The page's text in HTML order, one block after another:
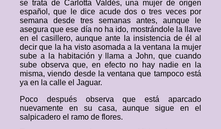
se trata de Carlotta Valdés, una mujer de origen
español, que le dice acude dos o tres veces por
semana desde tres semanas antes, aunque le
asegura que ese día no ha ido, mostrándole la llave
en el casillero, aunque ante la insistencia de él al
decir que la ha visto asomada a la ventana la mujer
sube a la habitación y llama a John, que cuando
sube observa que, en efecto no hay nadie en la
misma, viendo desde la ventana que tampoco está
ya en la calle el Jaguar.
Poco después observa que está aparcado
nuevamente en su casa, aunque sigue en el
salpicadero el ramo de flores.